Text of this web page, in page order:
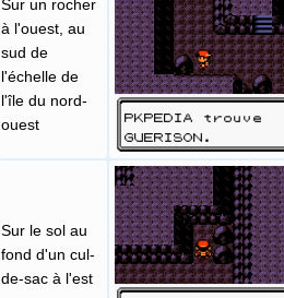
Sur un rocher
à l'ouest, au
sud de
l'échelle de
l'île du nord-
ouest
Sur le sol au
fond d'un cul-
de-sac à l'est